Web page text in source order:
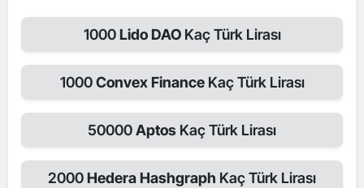
1000Lido DAO Kaç Türk Lirası
1000Convex Finance Kaç Türk Lirası
50000Aptos Kaç Türk Lirası
2000Hedera Hashgraph Kaç Türk Lirası